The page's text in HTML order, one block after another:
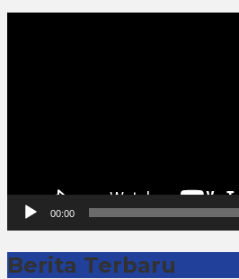
00:00
Berita Terbaru